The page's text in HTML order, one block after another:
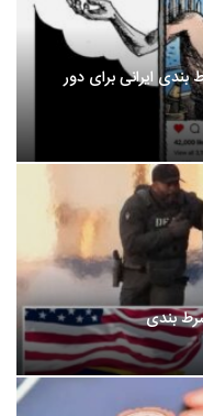
ایرانی برای دور
بندی